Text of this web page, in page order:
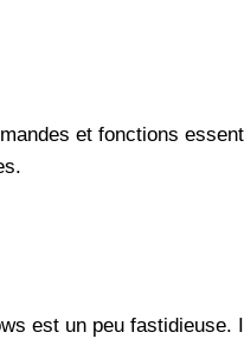
et fonctions
est un peu